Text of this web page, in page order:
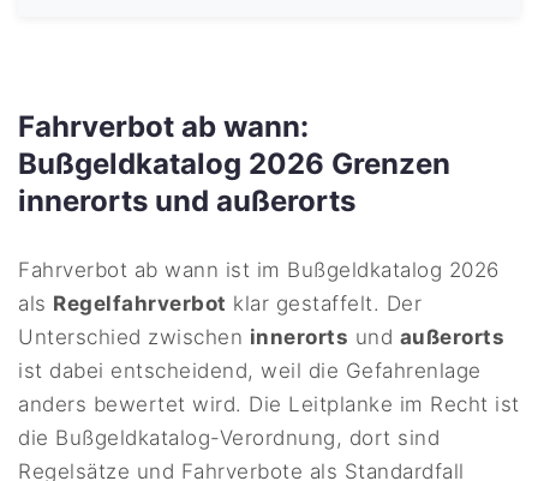
Fahrverbot ab wann:
Bußgeldkatalog 2026 Grenzen
innerorts und außerorts
Fahrverbot ab wann ist im Bußgeldkatalog 2026
als Regelfahrverbot klar gestaffelt. Der
Unterschied zwischen innerorts und außerorts
ist dabei entscheidend, weil die Gefahrenlage
anders bewertet wird. Die Leitplanke im Recht ist
die Bußgeldkatalog-Verordnung, dort sind
Regelsätze und Fahrverbote als Standardfall